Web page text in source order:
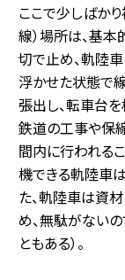
ここで少しばか
線）場所は、基
切で止め、軌陸
浮かせた状態で
張出し、転車台
鉄道の工事や保
間内に行われる
機できる軌陸車
た、軌陸車は資
め、無駄がない
ともある）。